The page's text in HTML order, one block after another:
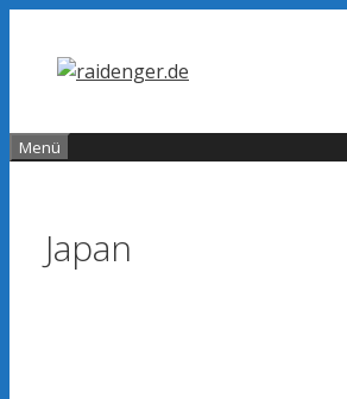
Inhalt
springen
Menü
Japan